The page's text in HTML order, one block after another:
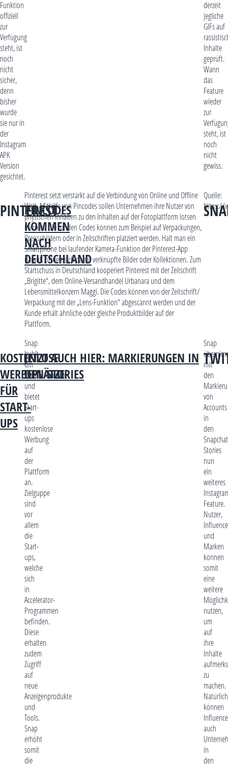
Funktion
offiziell
zur
Verfügung
steht, ist
noch
nicht
sicher,
denn
bisher
wurde
sie nur in
der
Instagram
APK
Version
gesichtet.
derzeit
jegliche
GIFs auf
Inhalte
geprüft.
Wann
das
Feature
wieder
zur
steht, ist
noch
nicht
gewiss.
PINTEREST
PINCODES
KOMMEN
NACH
DEUTSCHLAND
Pinterest setzt verstärkt auf die Verbindung von Online und Offline
Welt. Mithilfe von Pincodes sollen Unternehmen ihre Nutzer von
physischen Inhalten zu den Inhalten auf der Fotoplattform lotsen
können. Die runden Codes können zum Beispiel auf Verpackungen,
Preisschildern oder in Zeitschriften platziert werden. Hält man ein
Smartphone bei laufender Kamera-Funktion der Pinterest-App
darauf, öffnen sich damit verknüpfte Bilder oder Kollektionen. Zum
Startschuss in Deutschland kooperiert Pinterest mit der Zeitschrift
„Brigitte“, dem Online-Versandhandel Urbanara und dem
Lebensmittelkonzern Maggi. Die Codes können von der Zeitschrift/
Verpackung mit der „Lens-Funktion“ abgescannt werden und der
Kunde erhält ähnliche oder gleiche Produktbilder auf der
Plattform.
Quelle:
https://
KOSTENLOSE
WERBEPLÄTZE
FÜR
START-
UPS
Snap
buhlt
um
Werbetreibende
und
bietet
Start-
ups
kostenlose
Werbung
auf
der
Plattform
an.
Zielguppe
sind
vor
allem
die
Start-
ups,
welche
sich
in
Accelerator-
Programmen
befinden.
Diese
erhalten
zudem
Zugriff
auf
neue
Anzeigenprodukte
und
Tools.
Snap
erhöht
somit
die
JETZT AUCH HIER: MARKIERUNGEN IN
DEN STORIES
Snap
mit
den
von
Accounts
in
den
Snapchat
Stories
nun
ein
weiteres
Feature.
Nutzer,
und
Marken
können
somit
eine
weitere
nutzen,
um
auf
ihre
Inhalte
zu
machen.
Natürlich
können
auch
in
den